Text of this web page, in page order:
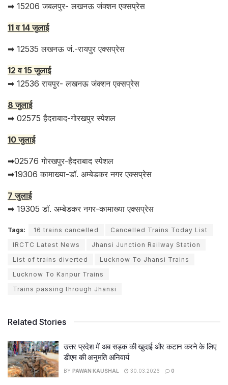
➡ 15206 जबलपुर- लखनऊ जंक्शन एक्सप्रेस
11 व 14 जुलाई
➡ 12535 लखनऊ जं.-रायपुर एक्सप्रेस
12 व 15 जुलाई
➡ 12536 रायपुर- लखनऊ जंक्शन एक्सप्रेस
8 जुलाई
➡ 02575 हैदराबाद-गोरखपुर स्पेशल
10 जुलाई
➡02576 गोरखपुर-हैदराबाद स्पेशल
➡19306 कामाख्या-डॉ. अम्बेडकर नगर एक्सप्रेस
7 जुलाई
➡ 19305 डॉ. अम्बेडकर नगर-कामाख्या एक्सप्रेस
Tags: 16 trains cancelled
Cancelled Trains Today List
IRCTC Latest News
Jhansi Junction Railway Station
List of trains diverted
Lucknow To Jhansi Trains
Lucknow To Kanpur Trains
Trains passing through Jhansi
Related Stories
उत्तर प्रदेश में अब सड़क की खुदाई और कटान करने के लिए
डीएम की अनुमति अनिवार्य
BY PAWAN KAUSHAL 30.03.2026 0